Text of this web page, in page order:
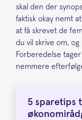
skal den der
faktisk okay nemt
at få skrevet de
du vil skrive om,
Forberedelse
nemmere
5 sparetips